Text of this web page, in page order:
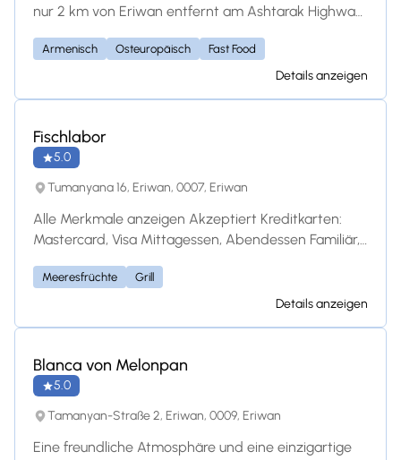
nur 2 km von Eriwan entfernt am Ashtarak Highway
Schawarma, saftiges Barbecue, frische Kebabs und
eine Vielzahl von köstlichen Fast-Food-Varianten, die
mitnehmen oder sich etwas liefern lassen möchten,
Food Stop serviert zufriedenstellende Mahlzeiten
Perfekt für Reisende, Einheimische und
Essensliebhaber, die unterwegs sind!
Armenisch Osteuropäisch Fast Food
Details anzeigen
Fischlabor
5.0
Tumanyana 16, Eriwan, 0007, Eriwan
Alle Merkmale anzeigen Akzeptiert Kreditkarten:
Mastercard, Visa Mittagessen, Abendessen Familiär,
Street Parking Bietet dieses Restaurant
hauptsächlich gesunde Küche an? Ja Nein Unsicher
Meeresfrüchte Grill
Details anzeigen
Blanca von Melonpan
5.0
Tamanyan-Straße 2, Eriwan, 0009, Eriwan
Eine freundliche Atmosphäre und eine einzigartige